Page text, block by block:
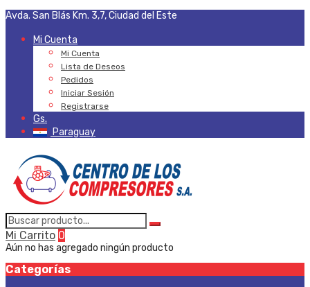
Avda. San Blás Km. 3,7, Ciudad del Este
Mi Cuenta
Mi Cuenta
Lista de Deseos
Pedidos
Iniciar Sesión
Registrarse
Gs.
Paraguay
Mi Carrito 0
Aún no has agregado ningún producto
Categorías